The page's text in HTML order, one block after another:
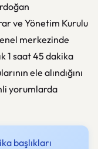
ve Yönetim Kurulu
merkezinde
1 saat 45 dakika
ele alındığını
yorumlarda
başlıkları